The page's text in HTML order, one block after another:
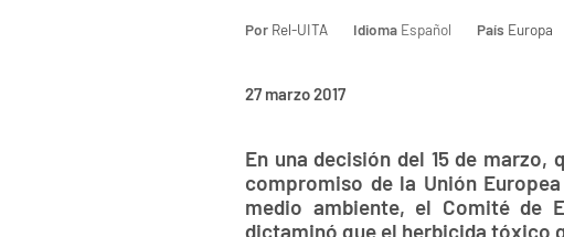
Por Rel-UITA Idioma Español País Europa
27 marzo 2017
En una decisión del 15 de
compromiso de la Unión
medio ambiente, el Comité de
dictaminó que el herbicida tóxico